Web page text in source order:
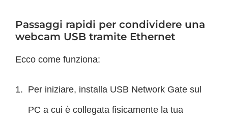
Passaggi rapidi per condividere una
webcam USB tramite Ethernet
Ecco come funziona:
Per iniziare, installa USB Network Gate sul
PC a cui è collegata fisicamente la tua